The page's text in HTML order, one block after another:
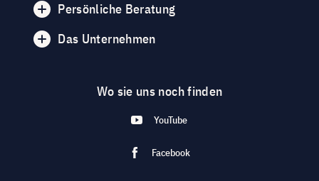
Persönliche Beratung
Das Unternehmen
Wo sie uns noch finden
YouTube
Facebook